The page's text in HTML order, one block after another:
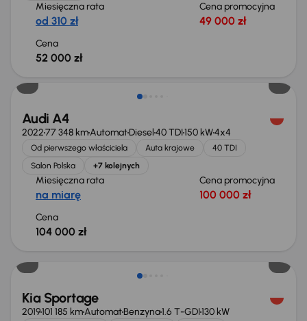
Miesięczna rata
od 310 zł
Cena promocyjna
49 000 zł
Cena
52 000 zł
Możliwość odliczenia VAT
Audi A4
202277 348 kmAutomatDiesel40 TDI150 kW4x4
Od pierwszego właściciela Auta krajowe
40 TDI
Salon Polska
+7 kolejnych
Miesięczna rata
na miarę
Cena promocyjna
100 000 zł
Cena
104 000 zł
Kia Sportage
2019101 185 kmAutomatBenzyna1.6 T-GDI130 kW